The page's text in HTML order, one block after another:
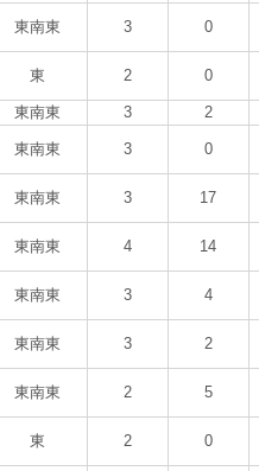
東南東 3 0
東 2 0
東南東 3
2
東南東 3 0
東南東 3 17
東南東 4 14
東南東 3 4
東南東 3 2
東南東 2 5
東 2 0